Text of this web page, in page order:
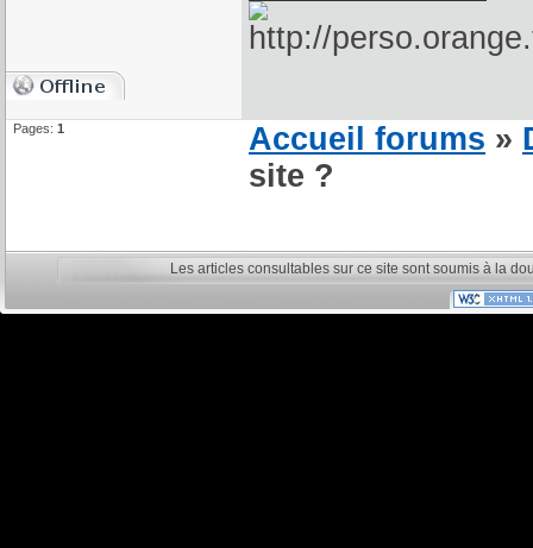
Pages: 1 Accueil forums »
site ?
Les articles consultables sur ce site sont soumis à la